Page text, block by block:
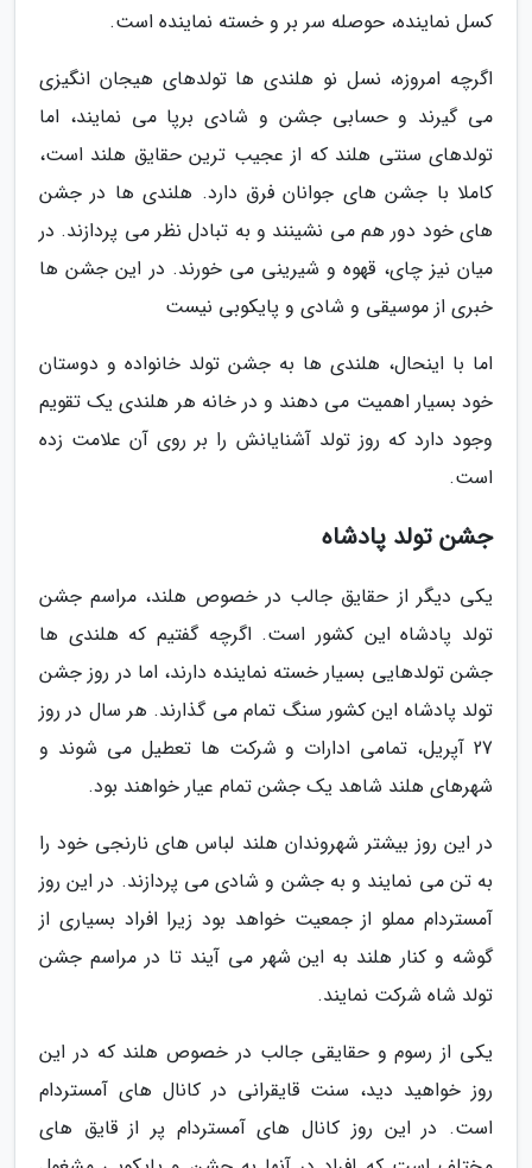
کسل نماینده، حوصله سر بر و خسته نماینده است.
اگرچه امروزه، نسل نو هلندی ها تولدهای هیجان انگیزی
می گیرند و حسابی جشن و شادی برپا می نمایند، اما
تولدهای سنتی هلند که از عجیب ترین حقایق هلند است،
کاملا با جشن های جوانان فرق دارد. هلندی ها در جشن
های خود دور هم می نشینند و به تبادل نظر می پردازند. در
میان نیز چای، قهوه و شیرینی می خورند. در این جشن ها
خبری از موسیقی و شادی و پایکوبی نیست
اما با اینحال، هلندی ها به جشن تولد خانواده و دوستان
خود بسیار اهمیت می دهند و در خانه هر هلندی یک تقویم
وجود دارد که روز تولد آشنایانش را بر روی آن علامت زده
است.
جشن تولد پادشاه
یکی دیگر از حقایق جالب در خصوص هلند، مراسم جشن
تولد پادشاه این کشور است. اگرچه گفتیم که هلندی ها
جشن تولدهایی بسیار خسته نماینده دارند، اما در روز جشن
تولد پادشاه این کشور سنگ تمام می گذارند. هر سال در روز
27 آپریل، تمامی ادارات و شرکت ها تعطیل می شوند و
شهرهای هلند شاهد یک جشن تمام عیار خواهند بود.
در این روز بیشتر شهروندان هلند لباس های نارنجی خود را
به تن می نمایند و به جشن و شادی می پردازند. در این روز
آمستردام مملو از جمعیت خواهد بود زیرا افراد بسیاری از
گوشه و کنار هلند به این شهر می آیند تا در مراسم جشن
تولد شاه شرکت نمایند.
یکی از رسوم و حقایقی جالب در خصوص هلند که در این
روز خواهید دید، سنت قایقرانی در کانال های آمستردام
است. در این روز کانال های آمستردام پر از قایق های